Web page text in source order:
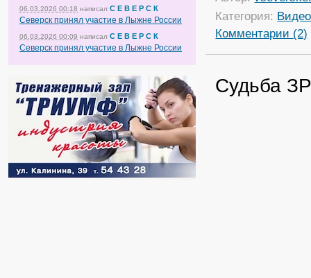
06.03.2026 00:18 написал С Е В Е Р С К
Северск принял участие в Лыжне России
06.03.2026 00:09 написал С Е В Е Р С К
Северск принял участие в Лыжне России
Категория: Видео
Комментарии (2)
Судьба